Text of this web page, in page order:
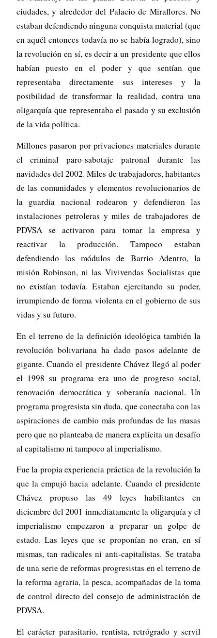
ciudades, y alrededor del Palacio de Miraflores. No
estaban defendiendo ninguna conquista material (que
en aquél entonces todavía no se había logrado), sino
la revolución en sí, es decir a un presidente que ellos
habían puesto en el poder y que sentían que
representaba directamente sus intereses y la
posibilidad de transformar la realidad, contra una
oligarquía que representaba el pasado y su exclusión
de la vida política.
Millones pasaron por privaciones materiales durante
el criminal paro-sabotaje patronal durante las
navidades del 2002. Miles de trabajadores, habitantes
de las comunidades y elementos revolucionarios de
la guardia nacional rodearon y defendieron las
instalaciones petroleras y miles de trabajadores de
PDVSA se activaron para tomar la empresa y
reactivar la producción. Tampoco estaban
defendiendo los módulos de Barrio Adentro, la
misión Robinson, ni las Vivivendas Socialistas que
no existían todavía. Estaban ejercitando su poder,
irrumpiendo de forma violenta en el gobierno de sus
vidas y su futuro.
En el terreno de la definición ideológica también la
revolución bolivariana ha dado pasos adelante de
gigante. Cuando el presidente Chávez llegó al poder
el 1998 su programa era uno de progreso social,
renovación democrática y soberanía nacional. Un
programa progresista sin duda, que conectaba con las
aspiraciones de cambio más profundas de las masas
pero que no planteaba de manera explícita un desafío
al capitalismo ni tampoco al imperialismo.
Fue la propia experiencia práctica de la revolución la
que la empujó hacia adelante. Cuando el presidente
Chávez propuso las 49 leyes habilitantes en
diciembre del 2001 inmediatamente la oligarquía y el
imperialismo empezaron a preparar un golpe de
estado. Las leyes que se proponían no eran, en sí
mismas, tan radicales ni anti-capitalistas. Se trataba
de una serie de reformas progresistas en el terreno de
la reforma agraria, la pesca, acompañadas de la toma
de control directo del consejo de administración de
PDVSA.
El carácter parasitario, rentista, retrógrado y servil